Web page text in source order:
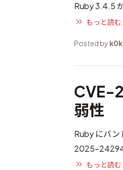
Ruby 3.4.5
もっと読む...
Posted by
CVE-
弱性
Ruby にバン
2025-
もっと読む...